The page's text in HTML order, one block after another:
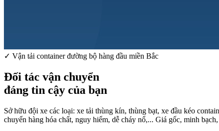
✓ Vận tải container đường bộ hàng đầu miền Bắc
Đối tác vận chuyển
đáng tin cậy của bạn
Sở hữu đội xe các loại: xe tải thùng kín, thùng bạt, xe đầu kéo
chuyển hàng hóa chất, nguy hiểm, dễ cháy nổ,... Giá gốc, minh